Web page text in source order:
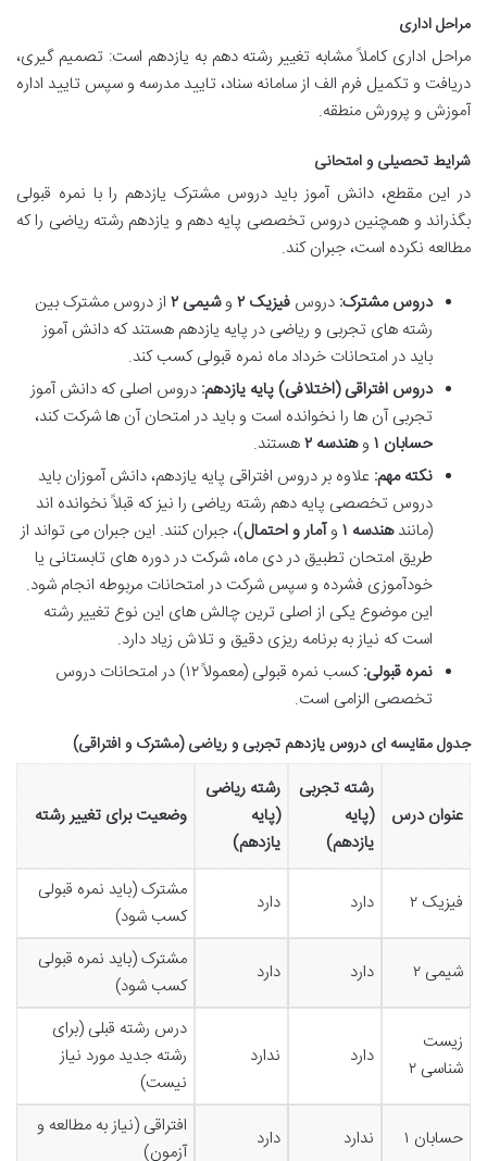
مراحل اداری
مراحل اداری کاملاً مشابه تغییر رشته دهم به یازدهم است: تصمیم گیری،
دریافت و تکمیل فرم الف از سامانه سناد، تایید مدرسه و سپس تایید اداره
آموزش و پرورش منطقه.
شرایط تحصیلی و امتحانی
در این مقطع، دانش آموز باید دروس مشترک یازدهم را با نمره قبولی
بگذراند و همچنین دروس تخصصی پایه دهم و یازدهم رشته ریاضی را که
مطالعه نکرده است، جبران کند.
دروس مشترک: دروس فیزیک ۲ وشیمی ۲
از دروس مشترک بین
رشته های تجربی و ریاضی در پایه یازدهم هستند که دانش آموز
باید در امتحانات خرداد ماه نمره قبولی کسب کند.
دروس افتراقی (اختلافی) پایه یازدهم: دروس اصلی که دانش آموز
تجربی آن ها را نخوانده است و باید در امتحان آن ها شرکت کند،
حسابان ۱ وهندسه ۲
هستند.
نکته مهم: علاوه بر دروس افتراقی پایه یازدهم، دانش آموزان باید
دروس تخصصی پایه دهم رشته ریاضی را نیز که قبلاً نخوانده اند
(مانندهندسه ۱ وآمار و احتمال)، جبران کنند. این جبران می تواند از
طریق امتحان تطبیق در دی ماه، شرکت در دوره های تابستانی یا
خودآموزی فشرده و سپس شرکت در امتحانات مربوطه انجام شود.
این موضوع یکی از اصلی ترین چالش های این نوع تغییر رشته
است که نیاز به برنامه ریزی دقیق و تلاش زیاد دارد.
نمره قبولی:
کسب نمره قبولی (معمولاً ۱۲) در امتحانات دروس
تخصصی الزامی است.
جدول مقایسه ای دروس یازدهم تجربی و ریاضی (مشترک و افتراقی)
عنوان درس
رشته تجربی
(پایه
یازدهم)
رشته ریاضی
(پایه
یازدهم)
وضعیت برای تغییر رشته
فیزیک ۲ دارد دارد
مشترک (باید نمره قبولی
کسب شود)
شیمی ۲ دارد دارد
مشترک (باید نمره قبولی
کسب شود)
زیست
شناسی ۲
دارد ندارد
درس رشته قبلی (برای
رشته جدید مورد نیاز
نیست)
حسابان ۱ ندارد دارد
افتراقی (نیاز به مطالعه و
آزمون)